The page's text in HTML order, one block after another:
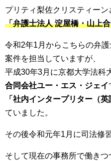
プリティ梨佐クリスティー
「弁護士法人 淀屋橋・山上
令和2年1月からこちらの弁
案件を担当していますが、
平成30年3月に京都大学法科
合同会社ユー・エス・ジェイ
「社内インタープリター（英
ていました。
その後令和元年1月に司法修
そして現在の事務所で働きつ